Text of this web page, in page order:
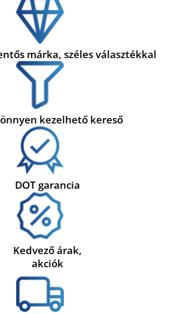
márka, széles választékkal
kezelhető kereső
DOT garancia
Kedvező árak,
akciók